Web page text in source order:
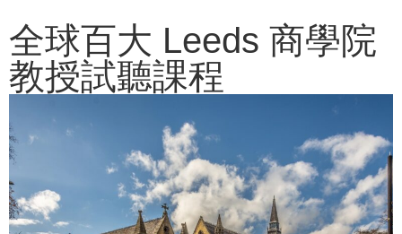
全球百大 Leeds 商學院
教授試聽課程